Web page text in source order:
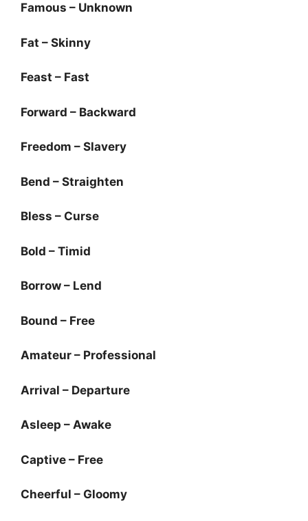
Famous – Unknown
Fat – Skinny
Feast – Fast
Forward – Backward
Freedom – Slavery
Bend – Straighten
Bless – Curse
Bold – Timid
Borrow – Lend
Bound – Free
Amateur – Professional
Arrival – Departure
Asleep – Awake
Captive – Free
Cheerful – Gloomy